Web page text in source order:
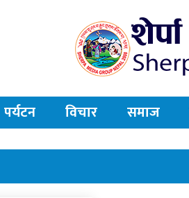
पर्यटन विचार समाज